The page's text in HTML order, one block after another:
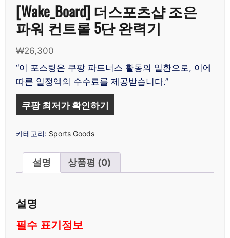
[Wake_Board] 더스포츠샵 조은
파워 컨트롤 5단 완력기
₩26,300
“이 포스팅은 쿠팡 파트너스 활동의 일환으로, 이에
따른 일정액의 수수료를 제공받습니다.”
쿠팡 최저가 확인하기
카테고리: Sports Goods
설명 상품평 (0)
설명
필수 표기정보